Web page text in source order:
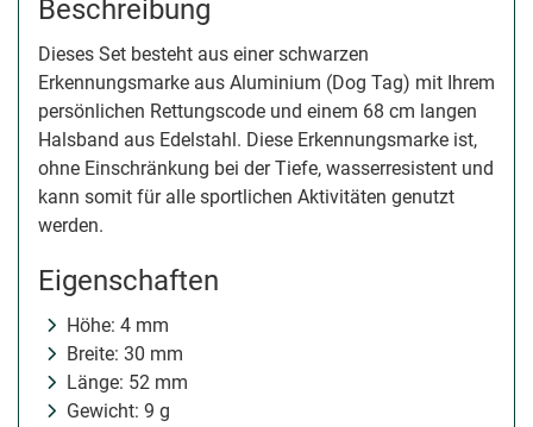
Beschreibung
Dieses Set besteht aus einer schwarzen
Erkennungsmarke aus Aluminium (Dog Tag) mit Ihrem
persönlichen Rettungscode und einem 68 cm langen
Halsband aus Edelstahl. Diese Erkennungsmarke ist,
ohne Einschränkung bei der Tiefe, wasserresistent und
kann somit für alle sportlichen Aktivitäten genutzt
werden.
Eigenschaften
Höhe: 4 mm
Breite: 30 mm
Länge: 52 mm
Gewicht: 9 g